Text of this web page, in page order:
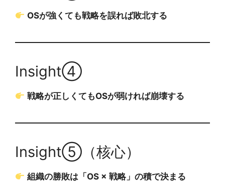
OSが強くても戦略を誤れば敗北する
Insight④
戦略が正しくてもOSが弱ければ崩壊する
Insight⑤（核心）
組織の勝敗は「OS × 戦略」の積で決まる